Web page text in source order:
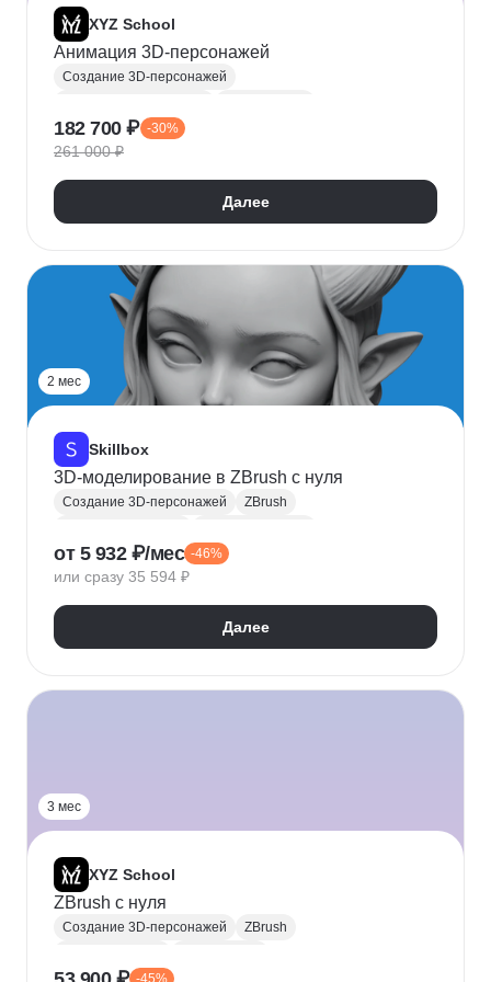
XYZ School
Анимация 3D-персонажей
Создание 3D-персонажей
Unreal Engine
3D-художник
Создание анимации
182 700 ₽ -30%
261 000 ₽
Далее
2 мес
Skillbox
3D-моделирование в ZBrush с нуля
Создание 3D-персонажей
ZBrush
Прикладное ПО
от 5 932 ₽/мес -46%
или сразу 35 594 ₽
Далее
3 мес
XYZ School
ZBrush с нуля
Создание 3D-персонажей
ZBrush
-45%